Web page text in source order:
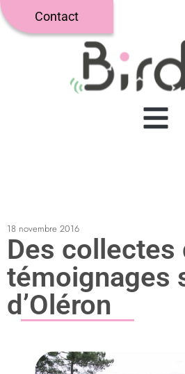
Contact
18 novembre 2016
Des collectes
témoignages
d’Oléron